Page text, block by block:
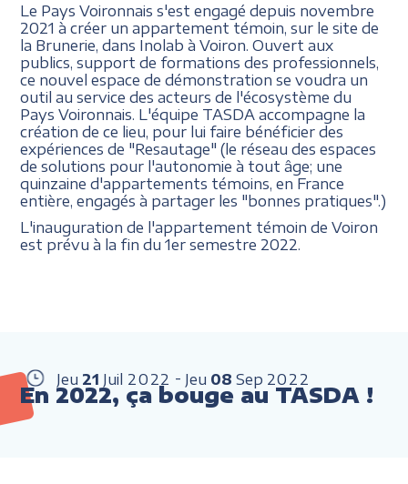
Le Pays Voironnais s'est engagé depuis novembre
2021 à créer un appartement témoin, sur le site de
la Brunerie, dans Inolab à Voiron. Ouvert aux
publics, support de formations des professionnels,
ce nouvel espace de démonstration se voudra un
outil au service des acteurs de l'écosystème du
Pays Voironnais. L'équipe TASDA accompagne la
création de ce lieu, pour lui faire bénéficier des
expériences de "Resautage" (le réseau des espaces
de solutions pour l'autonomie à tout âge; une
quinzaine d'appartements témoins, en France
entière, engagés à partager les "bonnes pratiques".)
L'inauguration de l'appartement témoin de Voiron
est prévu à la fin du 1er semestre 2022.
Jeu 21 Juil 2022 Jeu 08 Sep 2022
En 2022, ça bouge au TASDA !